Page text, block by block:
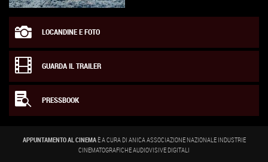
LOCANDINE E FOTO
GUARDA IL TRAILER
PRESSBOOK
APPUNTAMENTO AL CINEMAÈ A CURA DI ANICA ASSOCIAZIONE NAZIONALE INDUSTRIE
CINEMATOGRAFICHE AUDIOVISIVE DIGITALI